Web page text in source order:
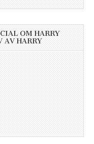
OM HARRY
AV HARRY